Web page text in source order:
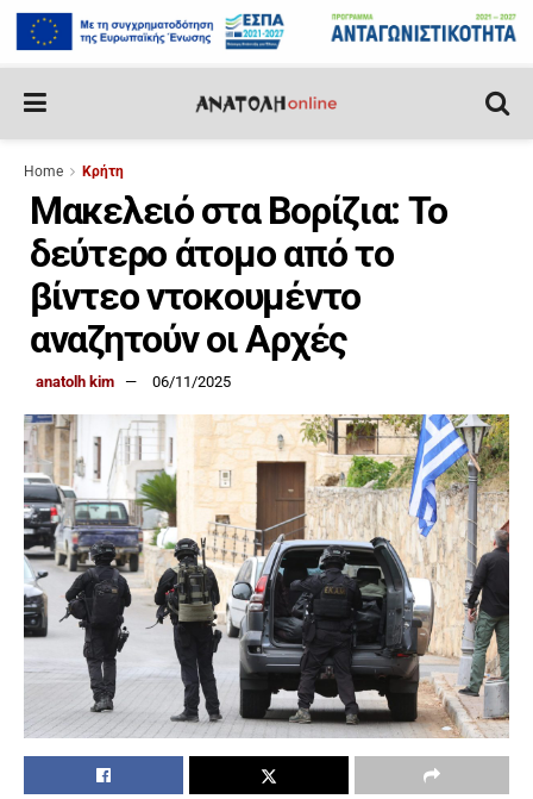
Home Κρήτη
Μακελειό στα Βορίζια: Το
δεύτερο άτομο από το
βίντεο ντοκουμέντο
αναζητούν οι Αρχές
anatolh kim 06/11/2025